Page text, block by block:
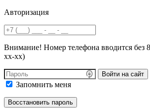
Авторизация
Внимание! Номер телефона вводится без
хх-хх)
Войти на сайт
Запомнить меня